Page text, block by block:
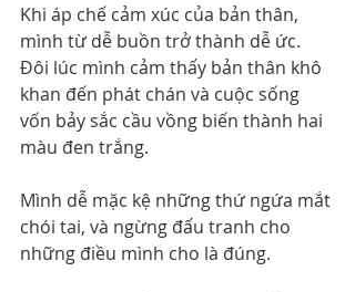
Khi áp chế cảm xúc của bản thân,
mình từ dễ buồn trở thành dễ ức.
Đôi lúc mình cảm thấy bản thân khô
khan đến phát chán và cuộc sống
vốn bảy sắc cầu vồng biến thành hai
màu đen trắng.
Mình dễ mặc kệ những thứ ngứa mắt
chói tai, và ngừng đấu tranh cho
những điều mình cho là đúng.